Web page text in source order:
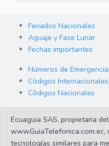
Feriados Nacionales
Aguaje y Fase Lunar
Fechas importantes
Números de
Códigos Internacionales
Códigos Nacionales
Cambio de Divisas
Enlaces de interes
Ecuaguia SAS, propietaria
tecnologías similares para